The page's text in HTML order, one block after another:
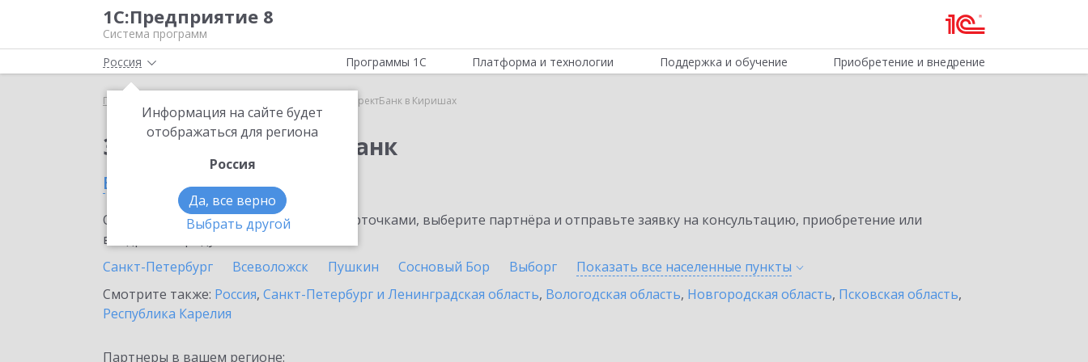
1С:Предприятие 8
Система программ
Россия
Информация на сайте будет
отображаться для региона
Россия
Да, все верно
Выбрать другой
Программы 1С Платформа и технологии Поддержка и обучение Приобретение и внедрение
Главная 1С:ДиректБанк в Киришах
Заказать 1С:ДиректБанк
в Киришах
Ознакомьтесь с информационными карточками, выберите партнёра и отправьте заявку на консультацию, приобретение или
внедрение продукта.
Санкт-Петербург
Всеволожск Пушкин Сосновый Бор Выборг Показать все населенные пункты
Смотрите также: Россия, Санкт-Петербург и Ленинградская область, Вологодская область, Новгородская область, Псковская область,
Республика Карелия
Партнеры в вашем регионе: